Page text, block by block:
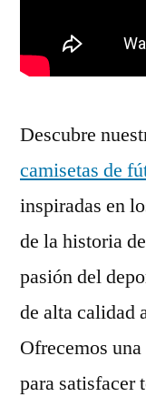
Descubre
camisetas de
inspiradas en
de la historia
pasión del
de alta calidad
Ofrecemos
para satisfacer